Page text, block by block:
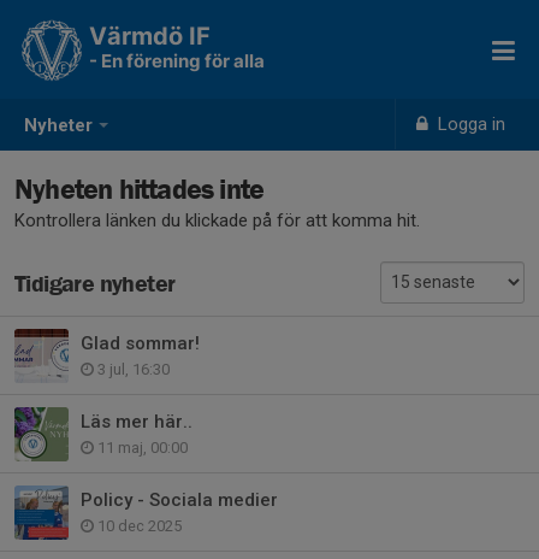
Nyheter Logga in
Värmdö IF
- En förening för alla
Nyheten hittades inte
Kontrollera länken du klickade på för att komma hit.
Tidigare nyheter
Glad sommar!
3 jul, 16:30
Läs mer här..
11 maj, 00:00
Policy - Sociala medier
10 dec 2025